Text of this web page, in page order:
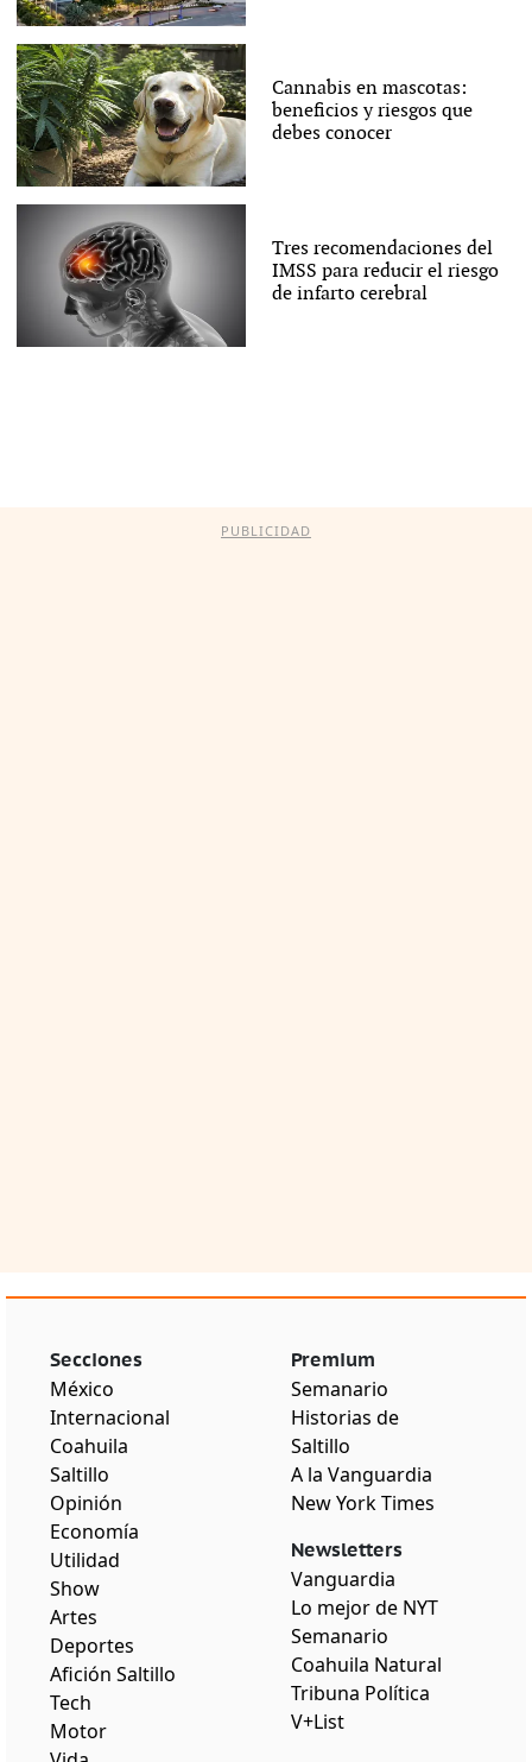
Cannabis en mascotas:
beneficios y riesgos que
debes conocer
Tres recomendaciones del
IMSS para reducir el riesgo
de infarto cerebral
PUBLICIDAD
Secciones
México
Internacional
Coahuila
Saltillo
Opinión
Economía
Utilidad
Show
Artes
Deportes
Afición Saltillo
Tech
Motor
Premium
Semanario
Historias de
Saltillo
A la Vanguardia
New York Times
Newsletters
Vanguardia
Lo mejor de NYT
Semanario
Coahuila Natural
Tribuna Política
V+List